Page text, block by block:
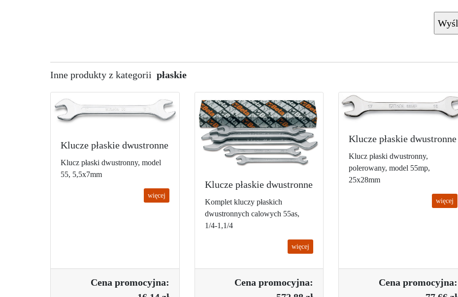
Inne produkty z kategorii płaskie
Klucze płaskie dwustronne
Klucz płaski dwustronny, model
55, 5,5x7mm
więcej
Cena promocyjna:
Klucze płaskie dwustronne
Komplet kluczy płaskich
dwustronnych calowych 55as,
1/4-1,1/4
więcej
Cena promocyjna:
Klucze płaskie dwustronne
Klucz płaski dwustronny,
polerowany, model 55mp,
25x28mm
więcej
Cena promocyjna: